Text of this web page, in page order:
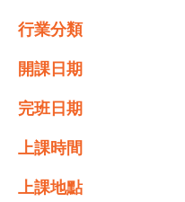
行業分類
開課日期
完班日期
上課時間
上課地點